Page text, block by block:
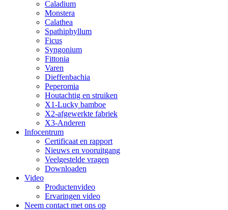
Caladium
Monstera
Calathea
Spathiphyllum
Ficus
Syngonium
Fittonia
Varen
Dieffenbachia
Peperomia
Houtachtig en struiken
X1-Lucky bamboe
X2-afgewerkte fabriek
X3-Anderen
Infocentrum
Certificaat en rapport
Nieuws en vooruitgang
Veelgestelde vragen
Downloaden
Video
Productenvideo
Ervaringen video
Neem contact met ons op